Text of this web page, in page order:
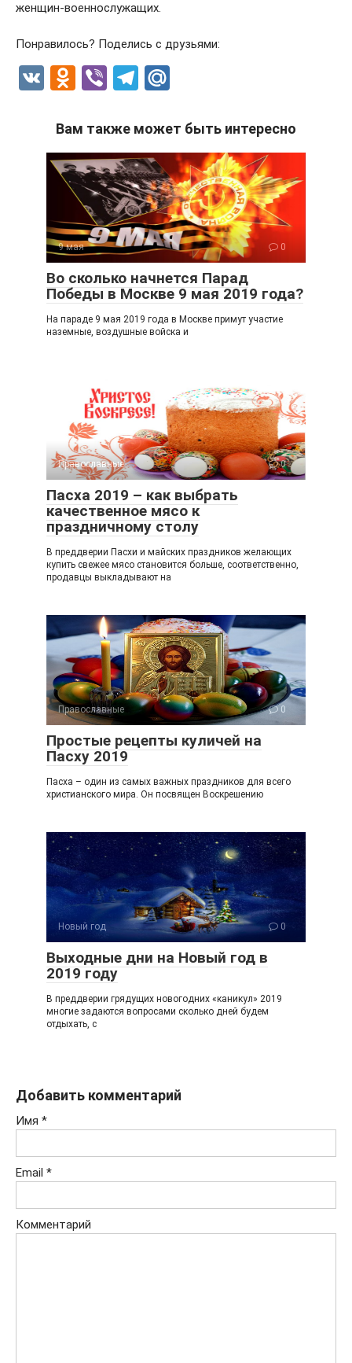
женщин-военнослужащих.
Понравилось? Поделись с друзьями:
V
O
n
o
kl
a
ss
ni
ki
Vi
er
T
e
gr
a
m
.R
u
Вам также может быть интересно
9 мая 0
Во сколько начнется Парад
Победы в Москве 9 мая 2019 года?
На параде 9 мая 2019 года в Москве примут участие
наземные, воздушные войска и
Православные 0
Пасха 2019 – как выбрать
качественное мясо к
праздничному столу
В преддверии Пасхи и майских праздников желающих
купить свежее мясо становится больше, соответственно,
продавцы выкладывают на
Православные 0
Простые рецепты куличей на
Пасху 2019
Пасха – один из самых важных праздников для всего
христианского мира. Он посвящен Воскрешению
Новый год 0
Выходные дни на Новый год в
2019 году
В преддверии грядущих новогодних «каникул» 2019
многие задаются вопросами сколько дней будем
отдыхать, с
Добавить комментарий
Имя *
Email *
Комментарий